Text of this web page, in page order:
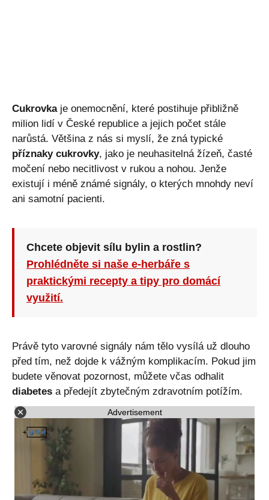
Cukrovkaje onemocnění, které postihuje přibližně
milion lidí v České republice a jejich počet stále
narůstá. Většina z nás si myslí, že zná typické
příznaky cukrovky, jako je neuhasitelná žízeň, časté
močení nebo necitlivost v rukou a nohou. Jenže
existují i méně známé signály, o kterých mnohdy neví
ani samotní pacienti.
Chcete objevit sílu bylin a rostlin?
Prohlédněte si naše e-herbáře s
praktickými recepty a tipy pro domácí
využití.
Právě tyto varovné signály nám tělo vysílá už dlouho
před tím, než dojde k vážným komplikacím. Pokud jim
budete věnovat pozornost, můžete včas odhalit
diabetes a předejít zbytečným zdravotním potížím.
Advertisement